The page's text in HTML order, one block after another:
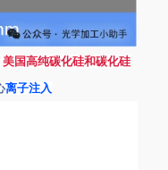
美国高纯碳化硅和碳化硅
离子注入